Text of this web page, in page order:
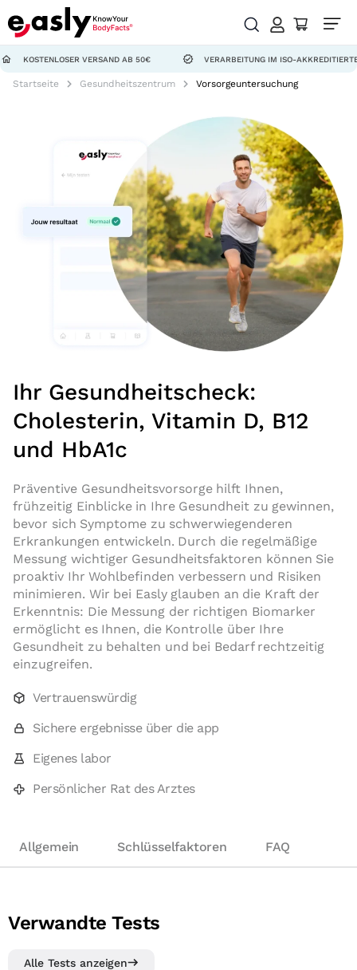
VERSAND AB 50€ VERARBEITUNG IM ISO-AKKREDITIERTEN
Startseite Gesundheitszentrum Vorsorgeuntersuchung
Ihr Gesundheitscheck:
Cholesterin, Vitamin D, B12
und HbA1c
Präventive Gesundheitsvorsorge hilft Ihnen,
frühzeitig Einblicke in Ihre Gesundheit zu gewinnen,
bevor sich Symptome zu schwerwiegenderen
Erkrankungen entwickeln. Durch die regelmäßige
Messung wichtiger Gesundheitsfaktoren können Sie
proaktiv Ihr Wohlbefinden verbessern und Risiken
minimieren. Wir bei Easly glauben an die Kraft der
Erkenntnis: Die Messung der richtigen Biomarker
ermöglicht es Ihnen, die Kontrolle über Ihre
Gesundheit zu behalten und bei Bedarf rechtzeitig
einzugreifen.
Vertrauenswürdig
Sichere ergebnisse über die app
Eigenes labor
Persönlicher Rat des Arztes
Allgemein Schlüsselfaktoren FAQ
Verwandte Tests
Alle Tests anzeigen